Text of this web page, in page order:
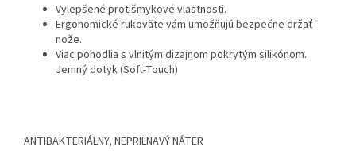
Vylepšené protišmykové vlastnosti.
Ergonomické rukoväte vám umožňujú bezpečne držať
nože.
Viac pohodlia s vlnitým dizajnom pokrytým silikónom.
Jemný dotyk (Soft-Touch)
ANTIBAKTERIÁLNY, NEPRIĽNAVÝ NÁTER